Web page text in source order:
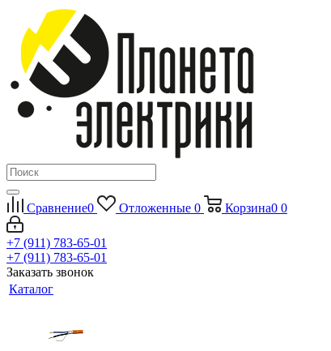
Сравнение0 Отложенные 0 Корзина0 0
+7 (911) 783-65-01
+7 (911) 783-65-01
Заказать звонок
Каталог